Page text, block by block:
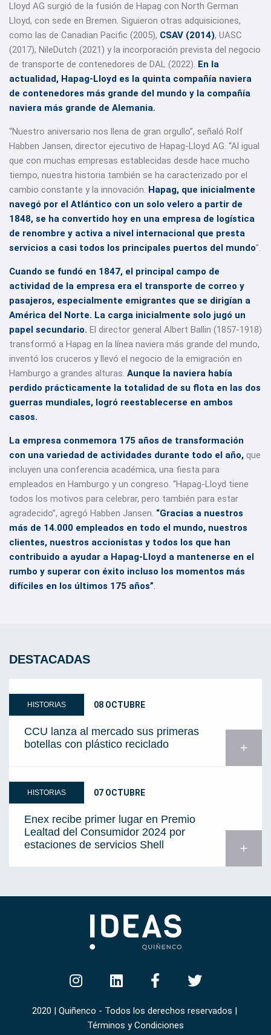
Lloyd AG surgió de la fusión de Hapag con North German
Lloyd, con sede en Bremen. Siguieron otras adquisiciones,
como las de Canadian Pacific (2005), CSAV (2014), UASC
(2017), NileDutch (2021) y la incorporación prevista del negocio
de transporte de contenedores de DAL (2022). En la
actualidad, Hapag-Lloyd es la quinta compañía naviera
de contenedores más grande del mundo y la compañía
naviera más grande de Alemania.
“Nuestro aniversario nos llena de gran orgullo”, señaló Rolf
Habben Jansen, director ejecutivo de Hapag-Lloyd AG. “Al igual
que con muchas empresas establecidas desde hace mucho
tiempo, nuestra historia también se ha caracterizado por el
cambio constante y la innovación. Hapag, que inicialmente
navegó por el Atlántico con un solo velero a partir de
1848, se ha convertido hoy en una empresa de logística
de renombre y activa a nivel internacional que presta
servicios a casi todos los principales puertos del mundo”.
Cuando se fundó en 1847, el principal campo de
actividad de la empresa era el transporte de correo y
pasajeros, especialmente emigrantes que se dirigían a
América del Norte. La carga inicialmente solo jugó un
papel secundario. El director general Albert Ballin (1857-1918)
transformó a Hapag en la línea naviera más grande del mundo,
inventó los cruceros y llevó el negocio de la emigración en
Hamburgo a grandes alturas. Aunque la naviera había
perdido prácticamente la totalidad de su flota en las dos
guerras mundiales, logró reestablecerse en ambos
casos.
La empresa conmemora 175 años de transformación
con una variedad de actividades durante todo el año, que
incluyen una conferencia académica, una fiesta para
empleados en Hamburgo y un congreso. “Hapag-Lloyd tiene
todos los motivos para celebrar, pero también para estar
agradecido”, agregó Habben Jansen. “Gracias a nuestros
más de 14.000 empleados en todo el mundo, nuestros
clientes, nuestros accionistas y todos los que han
contribuido a ayudar a Hapag-Lloyd a mantenerse en el
rumbo y superar con éxito incluso los momentos más
difíciles en los últimos 175 años”.
DESTACADAS
HISTORIAS 08 OCTUBRE
CCU lanza al mercado sus primeras
botellas con plástico reciclado
add
HISTORIAS 07 OCTUBRE
Enex recibe primer lugar en Premio
Lealtad del Consumidor 2024 por
estaciones de servicios Shell
add
2020 | Quiñenco - Todos los derechos reservados |
Términos y Condiciones